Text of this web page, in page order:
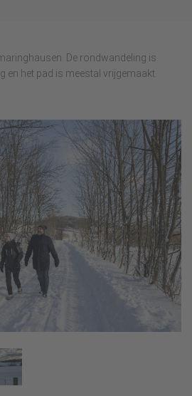
De rondwandeling is
en het pad is meestal vrijgemaakt.